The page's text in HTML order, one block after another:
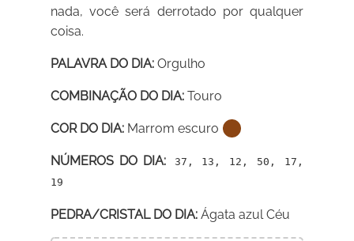
nada, você será derrotado por qualquer
coisa.
PALAVRA DO DIA: Orgulho
COMBINAÇÃO DO DIA: Touro
COR DO DIA: Marrom escuro
NÚMEROS DO DIA:37, 13, 12, 50, 17,
19
PEDRA/CRISTAL DO DIA: Ágata azul Céu